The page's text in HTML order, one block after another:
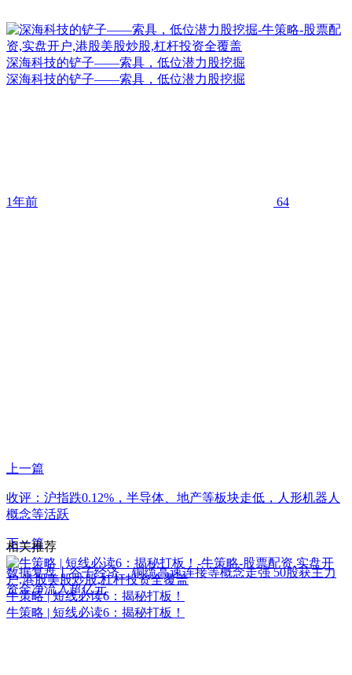
深海科技的铲子——索具，低位潜力股挖掘
深海科技的铲子——索具，低位潜力股挖掘
1年前 64
上一篇
收评：沪指跌0.12%，半导体、地产等板块走低，人形机器人
概念等活跃
下一篇
数据复盘丨谷子经济、铜缆高速连接等概念走强 50股获主力
资金净流入超亿元
相关推荐
牛策略 | 短线必读6：揭秘打板！
牛策略 | 短线必读6：揭秘打板！